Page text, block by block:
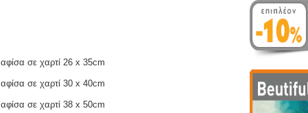
αφίσα σε χαρτί 26 x 35cm
αφίσα σε χαρτί 30 x 40cm
αφίσα σε χαρτί 38 x 50cm